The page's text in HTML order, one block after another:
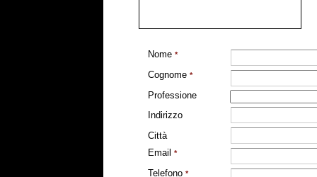
Nome *
Cognome *
Professione
Indirizzo
Città
Email
*
Telefono *